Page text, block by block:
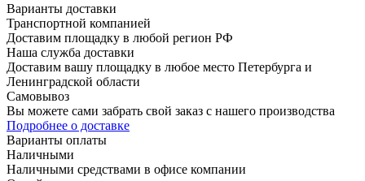
Варианты доставки
Транспортной компанией
Доставим площадку в любой регион РФ
Наша служба доставки
Доставим вашу площадку в любое место Петербурга и
Ленинградской области
Самовывоз
Вы можете сами забрать свой заказ с нашего производства
Подробнее о доставке
Варианты оплаты
Наличными
Наличными средствами в офисе компании